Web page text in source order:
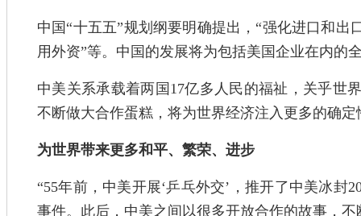
中国“十五五”规划纲要明确提出，“强化进口和出
用外资”等。中国的发展将为包括美国企业在内的
中美关系承载着两国17亿多人民的福祉，关乎世
不断做大合作蛋糕，将为世界经济注入更多的确定
为世界带来更多和平、繁荣、进步
“55年前，中美开展‘乒乓外交’，推开了中美冰
事件。此后，中美之间以很多开放合作的故事，